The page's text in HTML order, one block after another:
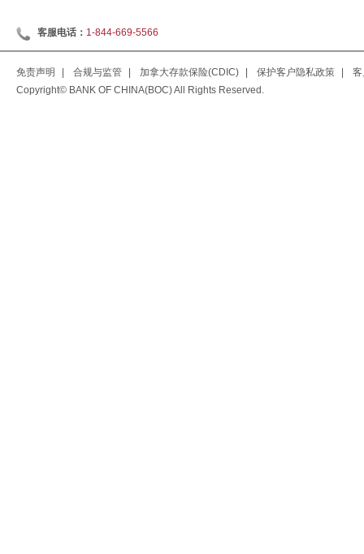
客服电话： 1-844-669-5566
免责声明 合规与监管 加拿大存款保险(CDIC) 保护客户隐私政策
Copyright© BANK OF CHINA(BOC) All Rights Reserved.